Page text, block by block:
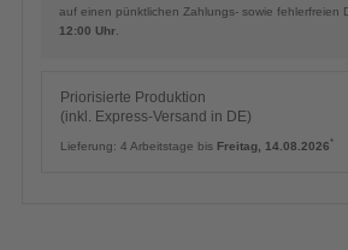
auf einen pünktlichen Zahlungs- sowie fehlerfreien
12:00 Uhr
Priorisierte Produktion
(inkl. Express-Versand in DE)
Lieferung: 4 Arbeitstage bis Freitag, 14.08.2026*